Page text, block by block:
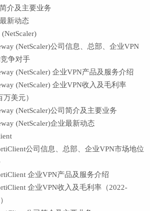
介及主要业务
新动态
(NetScaler)公司信息、总部、企业VPN
争对手
(NetScaler) 企业VPN产品及服务介绍
(NetScaler) 企业VPN收入及毛利率
万美元）
(NetScaler)公司简介及主要业务
(NetScaler)企业最新动态
公司信息、总部、企业VPN市场地位
企业VPN产品及服务介绍
企业VPN收入及毛利率（2022-